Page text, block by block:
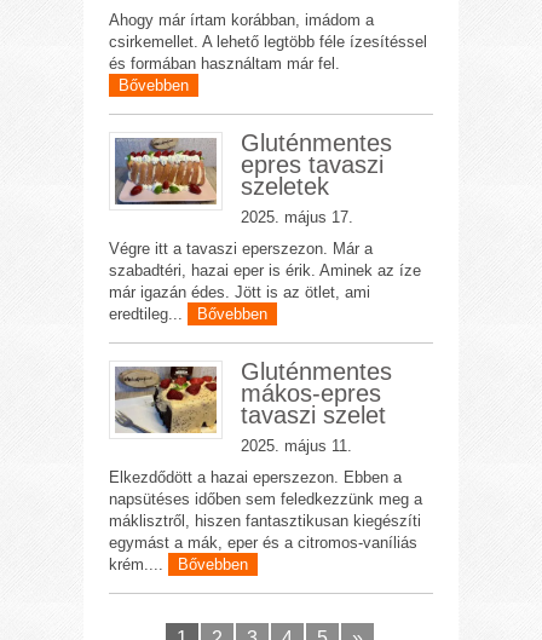
Ahogy már írtam korábban, imádom a
csirkemellet. A lehető legtöbb féle ízesítéssel
és formában használtam már fel.
Bővebben
Gluténmentes
epres tavaszi
szeletek
2025. május 17.
Végre itt a tavaszi eperszezon. Már a
szabadtéri, hazai eper is érik. Aminek az íze
már igazán édes. Jött is az ötlet, ami
eredtileg...
Bővebben
Gluténmentes
mákos-epres
tavaszi szelet
2025. május 11.
Elkezdődött a hazai eperszezon. Ebben a
napsütéses időben sem feledkezzünk meg a
máklisztről, hiszen fantasztikusan kiegészíti
egymást a mák, eper és a citromos-vaníliás
krém....
Bővebben